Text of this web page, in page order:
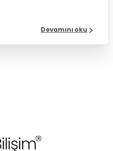
Devamını oku